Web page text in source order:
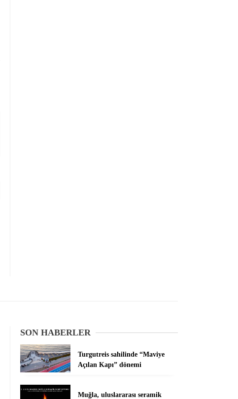
SON HABERLER
Turgutreis sahilinde “Maviye
Açılan Kapı” dönemi
Muğla, uluslararası seramik